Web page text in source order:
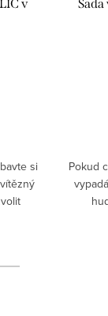
v
si
Pokud